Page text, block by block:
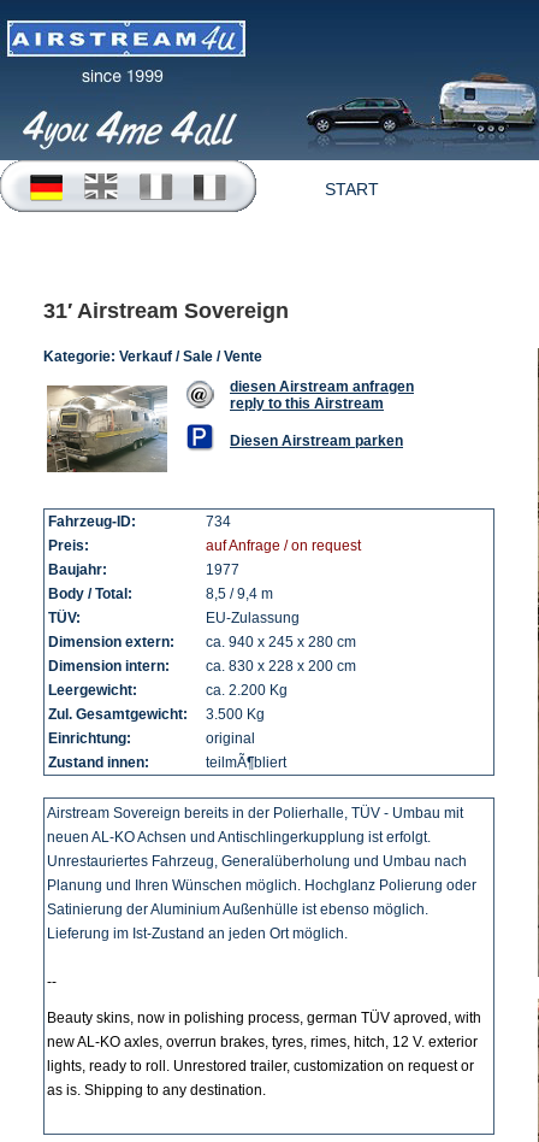
START
31′ Airstream Sovereign
Kategorie: Verkauf / Sale / Vente
diesen Airstream anfragen
reply to this Airstream
Diesen Airstream parken
Fahrzeug-ID:
734
Preis:
auf Anfrage / on request
Baujahr:
1977
Body / Total:
8,5 / 9,4 m
TÜV:
EU-Zulassung
Dimension extern:
ca. 940 x 245 x 280 cm
Dimension intern:
ca. 830 x 228 x 200 cm
Leergewicht:
ca. 2.200 Kg
Zul. Gesamtgewicht:
3.500 Kg
Einrichtung:
original
Zustand innen:
teilmÃ¶bliert
Airstream Sovereign bereits in der Polierhalle, TÜV - Umbau mit
neuen AL-KO Achsen und Antischlingerkupplung ist erfolgt.
Unrestauriertes Fahrzeug, Generalüberholung und Umbau nach
Planung und Ihren Wünschen möglich. Hochglanz Polierung oder
Satinierung der Aluminium Außenhülle ist ebenso möglich.
Lieferung im Ist-Zustand an jeden Ort möglich.
--
Beauty skins, now in polishing process, german TÜV aproved, with
new AL-KO axles, overrun brakes, tyres, rimes, hitch, 12 V. exterior
lights, ready to roll. Unrestored trailer, customization on request or
as is. Shipping to any destination.